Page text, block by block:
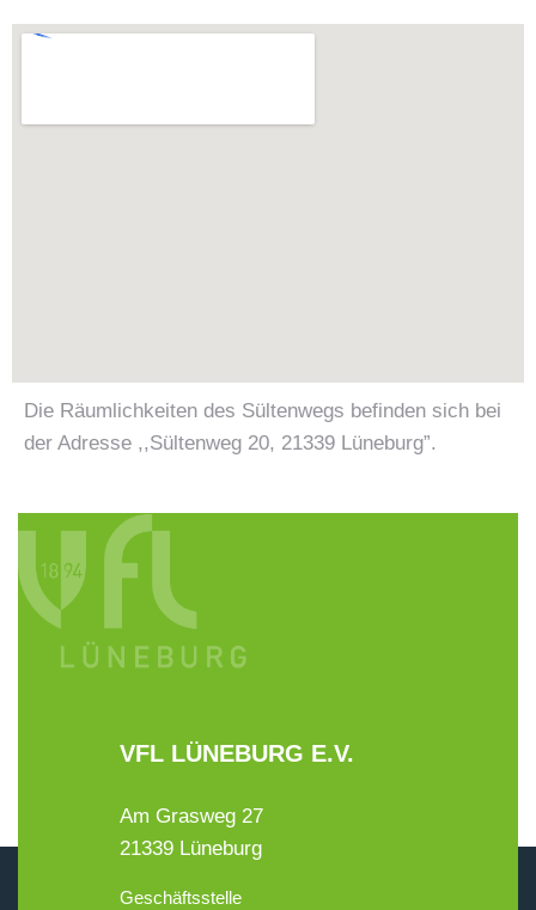
Die Räumlichkeiten des Sültenwegs befinden sich bei
der Adresse ,,Sültenweg 20, 21339 Lüneburg”.
VFL LÜNEBURG E.V.
Am Grasweg 27
21339 Lüneburg
Geschäftsstelle